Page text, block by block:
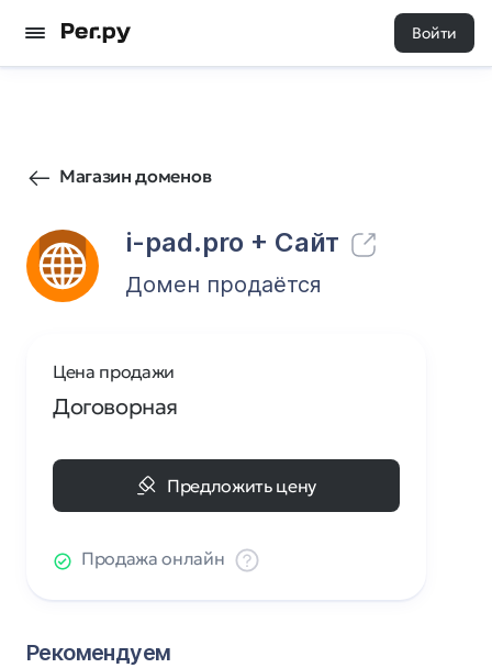
Войти
Магазин доменов
i-pad.pro + Cайт
7 0
Домен продаётся
Цена продажи
Договорная
Предложить цену
Продажа онлайн
Рекомендуем